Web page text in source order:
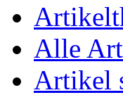
Alle
Artikel